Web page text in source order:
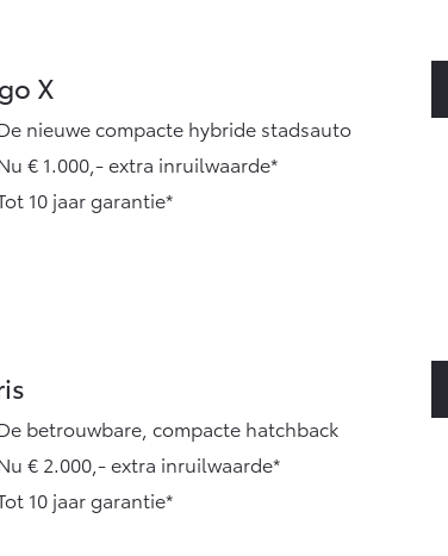
X
nieuwe compacte hybride stadsauto
€ 1.000,- extra inruilwaarde*
10 jaar garantie*
betrouwbare, compacte hatchback
€ 2.000,- extra inruilwaarde*
10 jaar garantie*